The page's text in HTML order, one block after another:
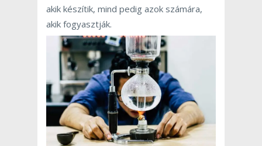
akik készítik, mind pedig azok számára,
akik fogyasztják.